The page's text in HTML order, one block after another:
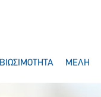
ΒΙΩΣΙΜΟΤΗΤΑ ΜΕΛΗ